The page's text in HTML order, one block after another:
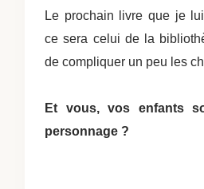
Le prochain livre que je
ce sera celui de la
de compliquer un peu les
Et vous, vos enfants
personnage ?